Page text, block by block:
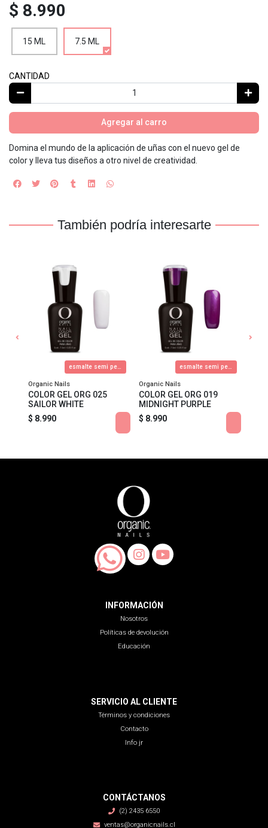
$ 8.990
15 ML 7.5 ML
CANTIDAD
Agregar al carro
Domina el mundo de la aplicación de uñas con el nuevo gel de
color y lleva tus diseños a otro nivel de creatividad.
También podría interesarte
esmalte semi permanente
Organic Nails
COLOR GEL ORG 025
SAILOR WHITE
$ 8.990
esmalte semi permanente
Organic Nails
COLOR GEL ORG 019
MIDNIGHT PURPLE
$ 8.990
INFORMACIÓN
Nosotros
Políticas de devolución
Educación
SERVICIO AL CLIENTE
Términos y condiciones
Contacto
Info jr
CONTÁCTANOS
(2) 2435 6550
ventas@organicnails.cl